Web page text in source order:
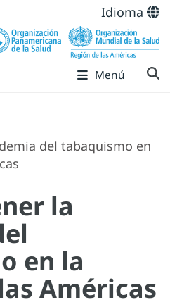
Idioma
Menú
del tabaquismo en
la
en la
Américas